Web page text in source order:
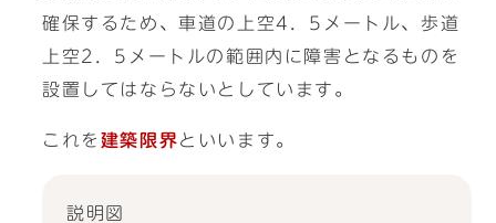
確保するため、車道の上空4．5メートル、歩道
上空2．5メートルの範囲内に障害となるものを
設置してはならないとしています。
これを 建築限界といいます。
説明図